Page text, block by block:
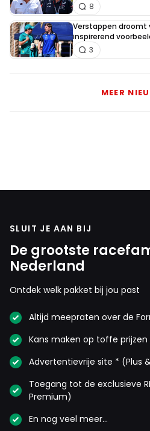
8
Verstappen droomt
inspirerend
3
MEER
SLUIT JE AAN BIJ
De grootste
Nederland
Ontdek welk pakket bij jou past
Altijd meepraten over de
Kans maken op toffe prijzen
Advertentievrije site * (Plus
Toegang tot de exclusieve
Premium)
En nog veel meer…